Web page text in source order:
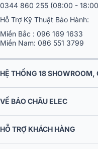
0344 860 255 (08:00 -
Hỗ Trợ Kỹ Thuật Bảo Hành:
Miền Bắc : 096 169 1633
Miền Nam: 086 551 3799
HỆ THỐNG 18
VỀ BẢO CHÂU ELEC
HỖ TRỢ KHÁCH HÀNG